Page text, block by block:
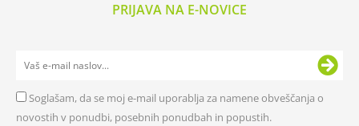
PRIJAVA NA E-NOVICE
Soglašam, da se moj e-mail uporablja za namene obveščanja o
novostih v ponudbi, posebnih ponudbah in popustih.